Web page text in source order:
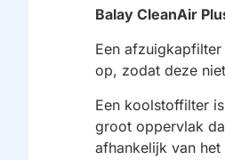
Balay CleanAir
Een
op, zodat deze
Een koolstoffilter
groot oppervlak
afhankelijk van